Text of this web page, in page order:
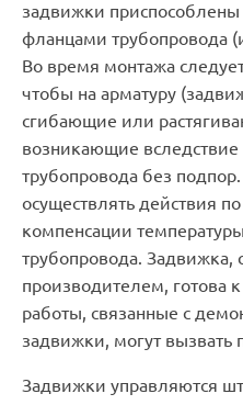
задвижки
фланцами трубопровода
Во время монтажа
чтобы на арматуру
сгибающие или
возникающие вследствие
трубопровода без
осуществлять действия
компенсации
трубопровода. Задвижка,
производителем, готова
работы, связанные с
задвижки, могут вызвать
Задвижки управляются